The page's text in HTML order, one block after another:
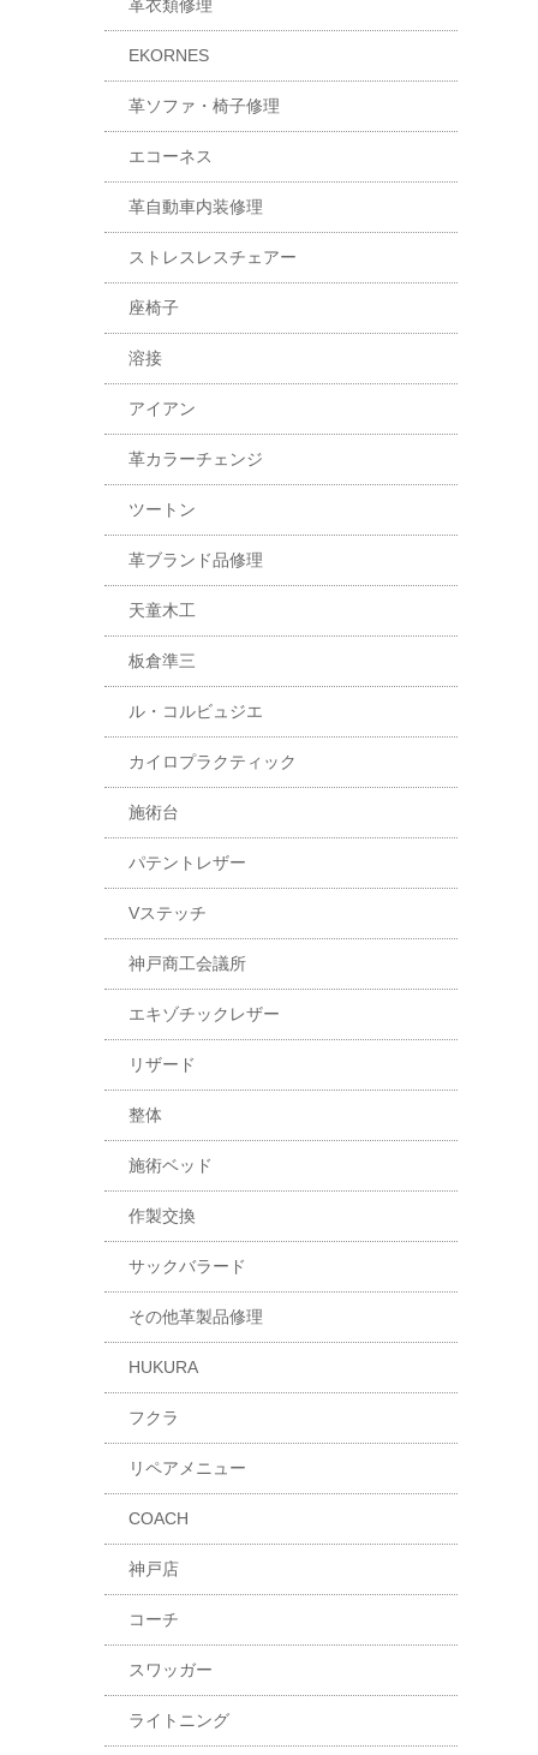
革衣類修理
EKORNES
革ソファ・椅子修理
エコーネス
革自動車内装修理
ストレスレスチェアー
座椅子
溶接
アイアン
革カラーチェンジ
ツートン
革ブランド品修理
天童木工
板倉準三
ル・コルビュジエ
カイロプラクティック
施術台
パテントレザー
Vステッチ
神戸商工会議所
エキゾチックレザー
リザード
整体
施術ベッド
作製交換
サックバラード
その他革製品修理
HUKURA
フクラ
リペアメニュー
COACH
神戸店
コーチ
スワッガー
ライトニング